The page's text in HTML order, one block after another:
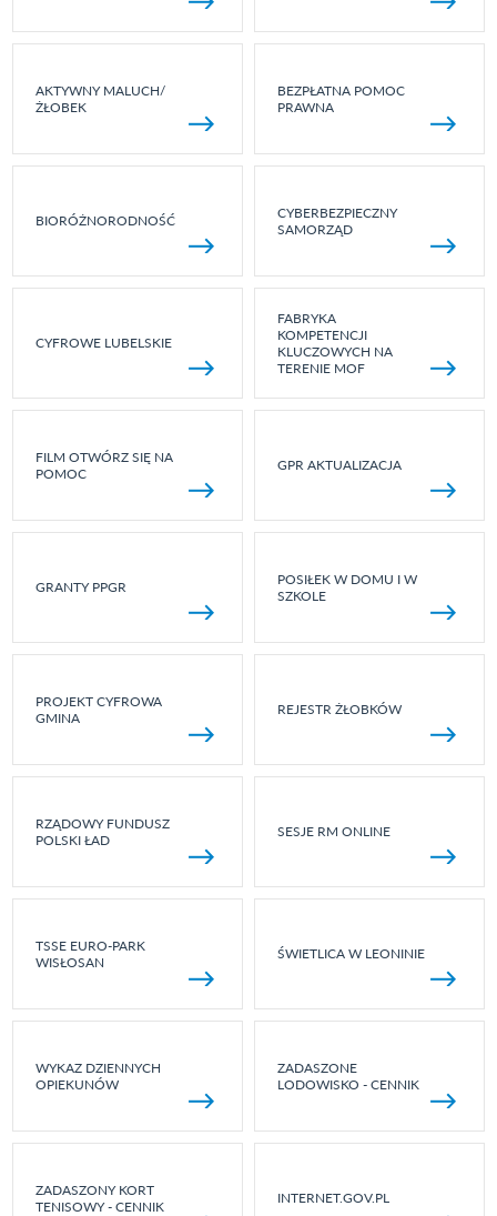
AKTYWNY MALUCH/
ŻŁOBEK
BEZPŁATNA POMOC
PRAWNA
BIORÓŻNORODNOŚĆ
CYBERBEZPIECZNY
SAMORZĄD
CYFROWE LUBELSKIE
FABRYKA
KOMPETENCJI
KLUCZOWYCH NA
TERENIE MOF
FILM OTWÓRZ SIĘ NA
POMOC
GPR AKTUALIZACJA
GRANTY PPGR
POSIŁEK W DOMU I W
SZKOLE
PROJEKT CYFROWA
GMINA
REJESTR ŻŁOBKÓW
RZĄDOWY FUNDUSZ
POLSKI ŁAD
SESJE RM ONLINE
TSSE EURO-PARK
WISŁOSAN
ŚWIETLICA W LEONINIE
WYKAZ DZIENNYCH
OPIEKUNÓW
ZADASZONE
LODOWISKO - CENNIK
ZADASZONY KORT
TENISOWY - CENNIK
INTERNET.GOV.PL